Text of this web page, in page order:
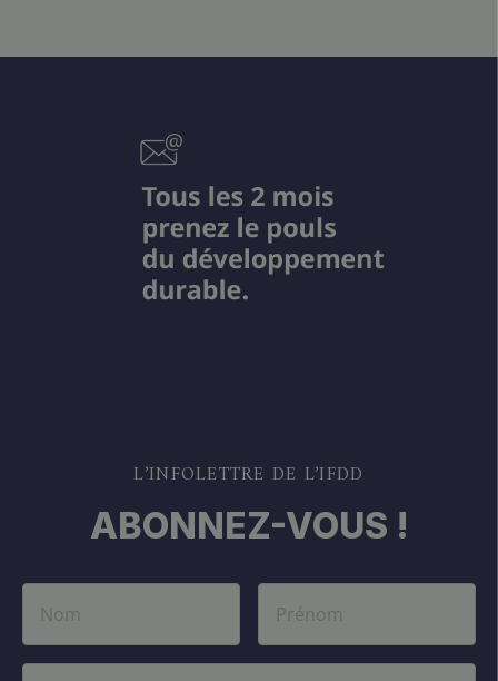
L’INFOLETTRE DE L’IFDD
ABONNEZ-VOUS !